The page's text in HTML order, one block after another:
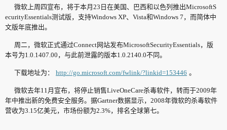
微软上周四宣布，将于本月23日在美国、巴西和以色列推出MicrosoftS
ecurityEssentials测试版，支持Windows XP、Vista和Windows 7，而简体中
文版年底推出。
周二，微软正式通过Connect网站发布MicrosoftSecurityEssentials，版
本号为1.0.1407.00，与此前泄露的版本1.0.2140.0不同。
下载地址为： http://go.microsoft.com/fwlink/?linkid=153446 。
微软去年11月宣布，将停止销售LiveOneCare杀毒软件，转而于2009年
年中推出新的免费安全服务。据Gartner数据显示，2008年微软的杀毒软件
营收为3.15亿美元，市场份额为2.3%，排名全球第七。